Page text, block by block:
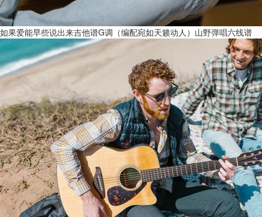
如果爱能早些说出来吉他谱G调（编配宛如天籁动人）山野弹唱六线谱